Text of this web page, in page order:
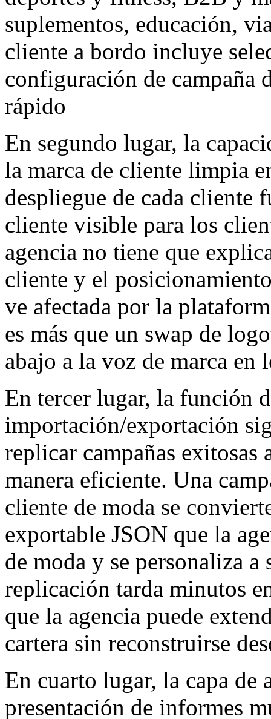
suplementos, educación,
cliente a bordo incluye
configuración de campaña
rápido
En segundo lugar, la
la marca de cliente limpia
despliegue de cada cliente
cliente visible para los
agencia no tiene que
cliente y el
ve afectada por la
es más que un swap de
abajo a la voz de marca en
En tercer lugar, la función
importación/exportación
replicar campañas exitosas
manera eficiente. Una
cliente de moda se
exportable JSON que la
de moda y se personaliza
replicación tarda minutos
que la agencia puede
cartera sin reconstruirse
En cuarto lugar, la capa
presentación de informes